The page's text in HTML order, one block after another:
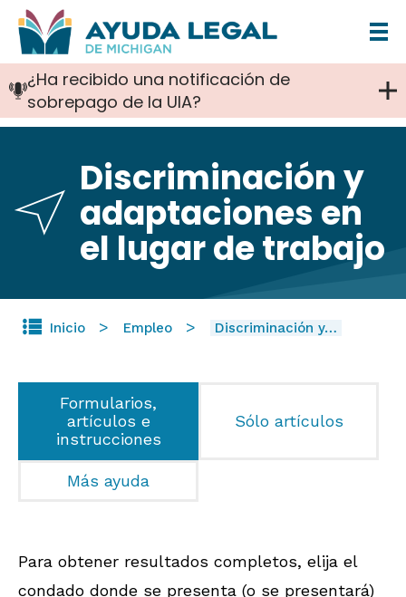
Pasar
al
contenido
principal
¿Ha recibido una notificación de
sobrepago de la UIA?
Discriminación y
adaptaciones en
el lugar de trabajo
Inicio Empleo Discriminación y…
Formularios,
artículos e
instrucciones
Sólo artículos
Más ayuda
Para obtener resultados completos, elija el
condado donde se presenta (o se presentará)